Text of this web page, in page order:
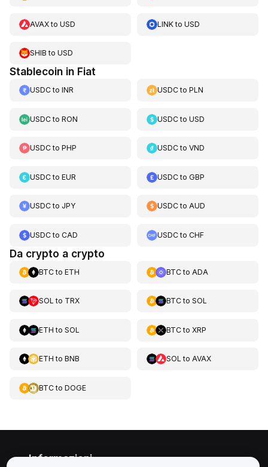
AVAXto USD LINKtoUSD
SHIB to USD
Stablecoin in Fiat
USDCto INR USDCtoPLN
USDCto RON USDCtoUSD
USDCto PHP USDCtoVND
USDCto EUR USDCtoGBP
USDCto JPY USDCtoAUD
USDCto CAD USDCtoCHF
Da crypto a crypto
BTCto ETH BTCto ADA
SOL to TRX BTCto SOL
ETH to SOL BTCto XRP
ETH to BNB SOL to AVAX
BTCto DOGE
Informazioni